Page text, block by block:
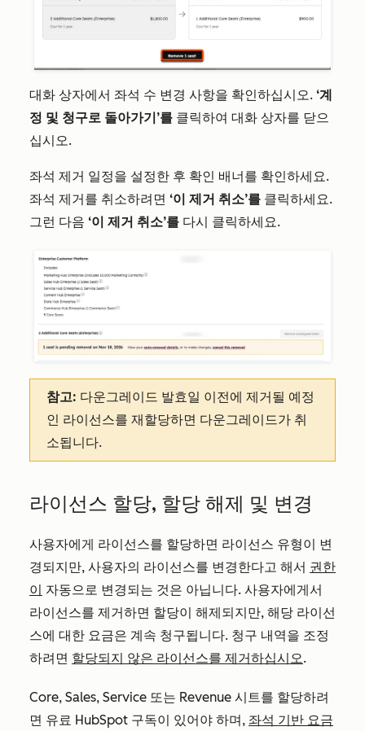
대화 상자에서 좌석 수 변경 사항을 확인하십시오. ‘계
정 및 청구로 돌아가기’를 클릭하여 대화 상자를 닫으
십시오.
좌석 제거 일정을 설정한 후 확인 배너를 확인하세요.
좌석 제거를 취소하려면 ‘이 제거 취소’를 클릭하세요.
그런 다음 ‘이 제거 취소’를 다시 클릭하세요.
참고: 다운그레이드 발효일 이전에 제거될 예정
인 라이선스를 재할당하면 다운그레이드가 취
소됩니다.
라이선스 할당, 할당 해제 및 변경
사용자에게 라이선스를 할당하면 라이선스 유형이 변
경되지만, 사용자의 라이선스를 변경한다고 해서 권한
이
자동으로 변경되는 것은 아닙니다. 사용자에게서
라이선스를 제거하면 할당이 해제되지만, 해당 라이선
스에 대한 요금은 계속 청구됩니다. 청구 내역을 조정
하려면 할당되지 않은 라이선스를 제거하십시오.
Core, Sales, Service 또는 Revenue 시트를 할당하려
면 유료 HubSpot 구독이 있어야 하며, 좌석 기반 요금